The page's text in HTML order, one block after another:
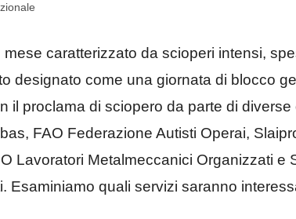
mese caratterizzato da scioperi intensi,
designato come una giornata di blocco
il proclama di sciopero da parte di
FAO Federazione Autisti Operai,
Lavoratori Metalmeccanici Organizzati e
Esaminiamo quali servizi saranno